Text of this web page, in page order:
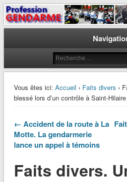
Profession
Le journal des gendarmes
Vous êtes ici: Accueil › Faits divers ›
blessé lors d’un contrôle à Saint-Hilaire
← Accident de la route à La
Motte. La gendarmerie
lance un appel à témoins
Faits divers.